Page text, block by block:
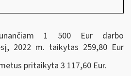
1 500 Eur darbo
2022 m. taikytas 259,80 Eur
pritaikyta 3 117,60 Eur.